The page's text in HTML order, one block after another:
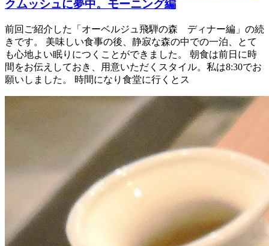
クムッシュに夢中。モーニング編
前回ご紹介した「オーベルジュ飛騨の森 ディナー編」の続
きです。 美味しい食事の後、静寂な森の中での一泊、とて
も心地よい眠りにつくことができました。 朝食は前日に時
間をお伝えしておき、用意いただくスタイル。私は8:30でお
願いしました。 時間になり食堂に行くとス